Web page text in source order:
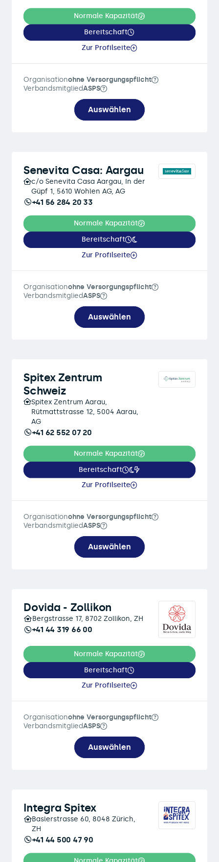
Normale Kapazität
Bereitschaft
Zur Profilseite
Organisationohne Versorgungspflicht
VerbandsmitgliedASPS
Auswählen
Senevita Casa: Aargau
c/o Senevita Casa Aargau, In der
Güpf 1, 5610 Wohlen AG, AG
+41 56 284 20 33
Normale Kapazität
Bereitschaft
Zur Profilseite
Organisationohne Versorgungspflicht
VerbandsmitgliedASPS
Auswählen
Spitex Zentrum
Schweiz
Spitex Zentrum Aarau,
Rütmattstrasse 12, 5004 Aarau,
AG
+41 62 552 07 20
Normale Kapazität
Bereitschaft
Zur Profilseite
Organisationohne Versorgungspflicht
VerbandsmitgliedASPS
Auswählen
Dovida - Zollikon
Bergstrasse 17, 8702 Zollikon, ZH
+41 44 319 66 00
Normale Kapazität
Bereitschaft
Zur Profilseite
Organisationohne Versorgungspflicht
VerbandsmitgliedASPS
Auswählen
Integra Spitex
Baslerstrasse 60, 8048 Zürich,
ZH
+41 44 500 47 90